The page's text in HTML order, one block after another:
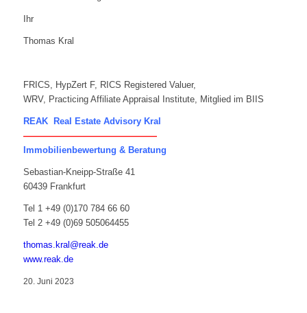
Ihr
Thomas Kral
FRICS, HypZert F, RICS Registered Valuer,
WRV, Practicing Affiliate Appraisal Institute, Mitglied im BIIS
REAK Real Estate Advisory Kral
———————————————
Immobilienbewertung & Beratung
Sebastian-Kneipp-Straße 41
60439 Frankfurt
Tel 1 +49 (0)170 784 66 60
Tel 2 +49 (0)69 505064455
thomas.kral@reak.de
www.reak.de
20. Juni 2023